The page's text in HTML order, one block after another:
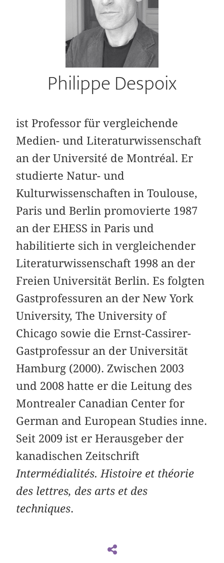
Philippe Despoix
ist Professor für vergleichende
Medien- und Literaturwissenschaft
an der Université de Montréal. Er
studierte Natur- und
Kulturwissenschaften in Toulouse,
Paris und Berlin promovierte 1987
an der EHESS in Paris und
habilitierte sich in vergleichender
Literaturwissenschaft 1998 an der
Freien Universität Berlin. Es folgten
Gastprofessuren an der New York
University, The University of
Chicago sowie die Ernst-Cassirer-
Gastprofessur an der Universität
Hamburg (2000). Zwischen 2003
und 2008 hatte er die Leitung des
Montrealer Canadian Center for
German and European Studies inne.
Seit 2009 ist er Herausgeber der
kanadischen Zeitschrift
Intermédialités. Histoire et théorie
des lettres, des arts et des
techniques.